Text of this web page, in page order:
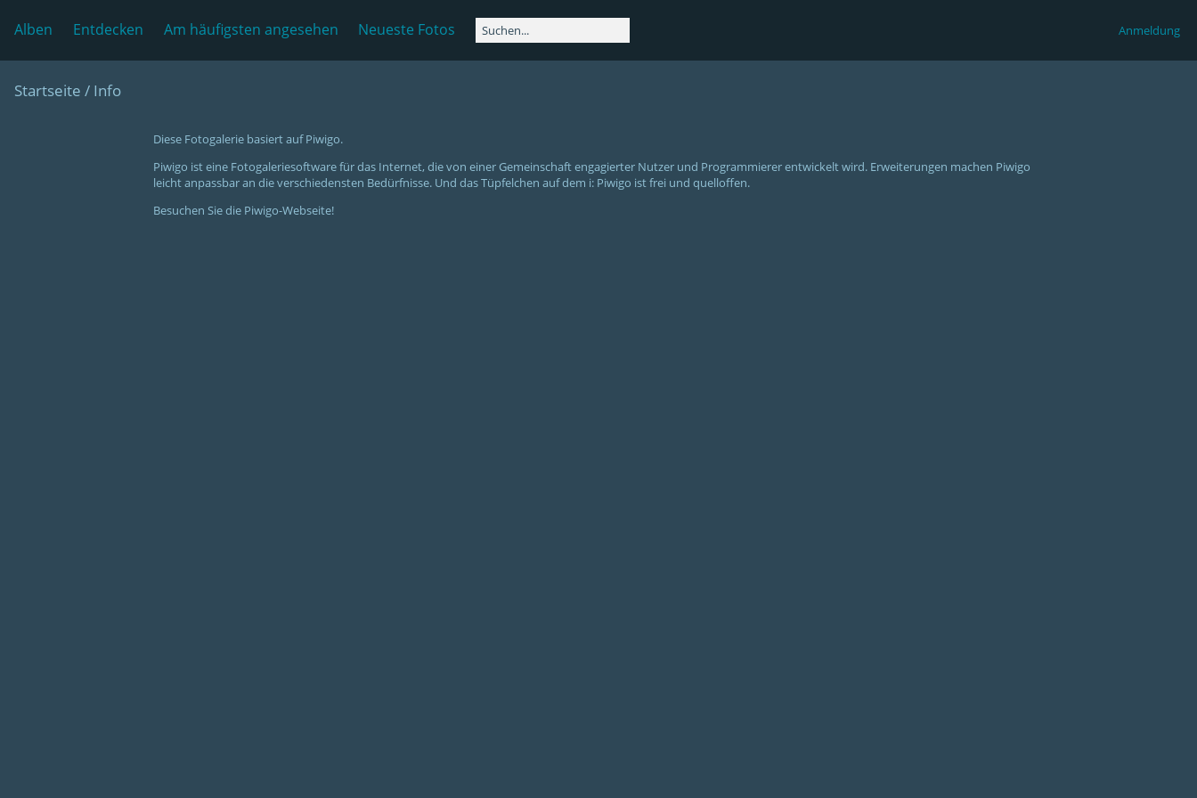
Alben Entdecken Am häufigsten angesehen Neueste Fotos Anmeldung
Startseite / Info
Diese Fotogalerie basiert auf Piwigo.
Piwigo ist eine Fotogaleriesoftware für das Internet, die von einer Gemeinschaft engagierter Nutzer und Programmierer entwickelt wird. Erweiterungen machen Piwigo
leicht anpassbar an die verschiedensten Bedürfnisse. Und das Tüpfelchen auf dem i: Piwigo ist frei und quelloffen.
Besuchen Sie die Piwigo-Webseite!